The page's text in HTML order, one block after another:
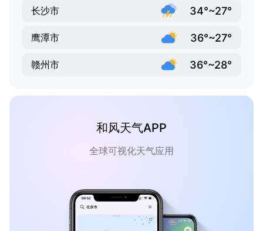
长沙市 34°~27°
鹰潭市 36°~27°
赣州市 36°~28°
和风天气APP
全球可视化天气应用